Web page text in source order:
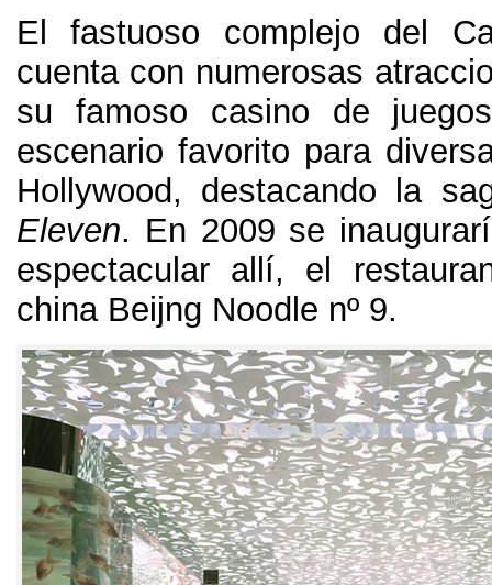
El fastuoso complejo del
cuenta con numerosas
su famoso casino de juegos
escenario favorito para
Hollywood, destacando la
Eleven. En 2009 se
espectacular allí, el
china Beijng Noodle nº 9.